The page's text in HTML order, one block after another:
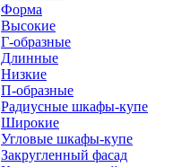
Форма
Высокие
Г-образные
Длинные
Низкие
П-образные
Радиусные шкафы-купе
Широкие
Угловые шкафы-купе
Закругленный фасад